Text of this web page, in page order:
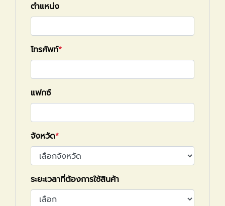
ตำแหน่ง
โทรศัพท์
แฟกซ์
จังหวัด
ระยะเวลาที่ต้องการใช้สินค้า